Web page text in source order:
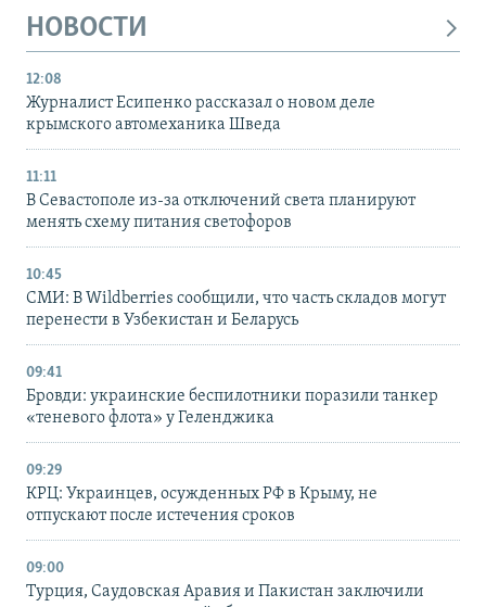
НОВОСТИ
12:08
Журналист Есипенко рассказал о новом деле
крымского автомеханика Шведа
11:11
В Севастополе из-за отключений света планируют
менять схему питания светофоров
10:45
СМИ: В Wildberries сообщили, что часть складов могут
перенести в Узбекистан и Беларусь
09:41
Бровди: украинские беспилотники поразили танкер
«теневого флота» у Геленджика
09:29
КРЦ: Украинцев, осужденных РФ в Крыму, не
отпускают после истечения сроков
09:00
Турция, Саудовская Аравия и Пакистан заключили